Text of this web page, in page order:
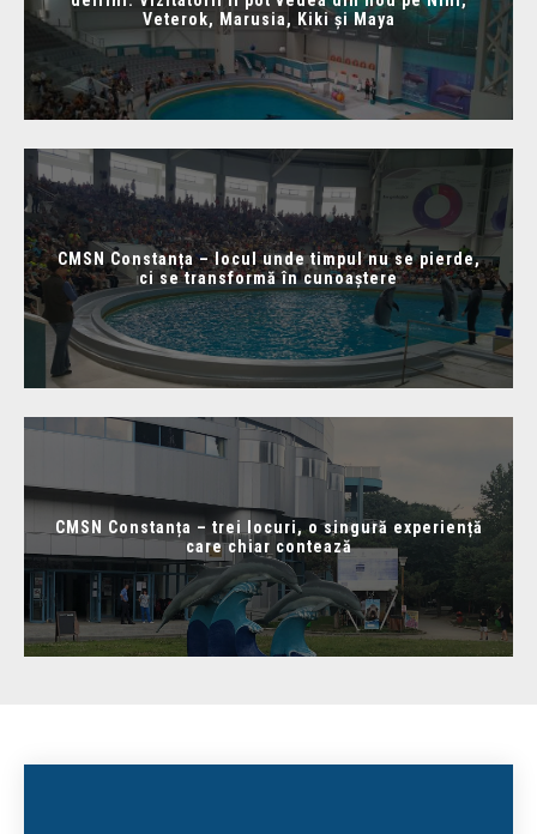
Veterok, Marusia, Kiki și Maya
CMSN Constanța – locul unde timpul nu se pierde,
ci se transformă în cunoaștere
CMSN Constanța – trei locuri, o singură experiență
care chiar contează